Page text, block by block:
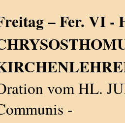
– Fer. VI -
vom HL.
-